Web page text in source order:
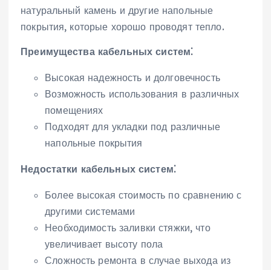
натуральный камень и другие напольные
покрытия‚ которые хорошо проводят тепло.
Преимущества кабельных систем⁚
Высокая надежность и долговечность
Возможность использования в различных
помещениях
Подходят для укладки под различные
напольные покрытия
Недостатки кабельных систем⁚
Более высокая стоимость по сравнению с
другими системами
Необходимость заливки стяжки‚ что
увеличивает высоту пола
Сложность ремонта в случае выхода из